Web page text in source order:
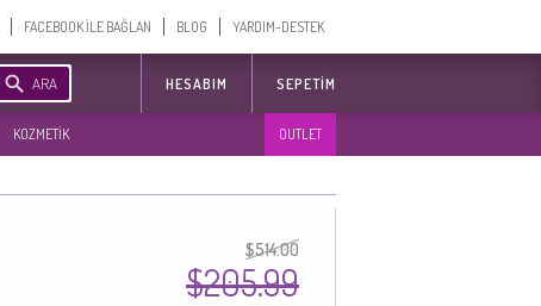
FACEBOOK İLE BAĞLAN BLOG YARDIM-DESTEK
ARA HESABIM SEPETIM
KOZMETİK OUTLET
$514.00
$205.99